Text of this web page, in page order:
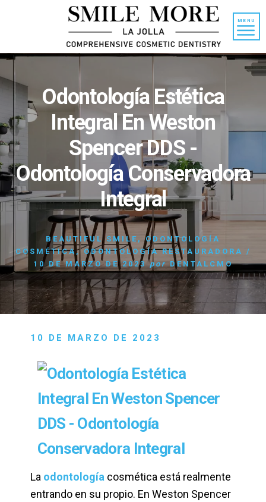
lateral
MENU
Odontología Estética
Integral En Weston
Spencer DDS -
Odontología Conservadora
Integral
BEAUTIFUL SMILE ,ODONTOLOGÍA
COSMÉTICA , ODONTOLOGÍA RESTAURADORA /
10 DE MARZO DE 2023
por DENTALCMO
10 DE MARZO DE 2023
La odontología cosmética está realmente
entrando en su propio. En Weston Spencer